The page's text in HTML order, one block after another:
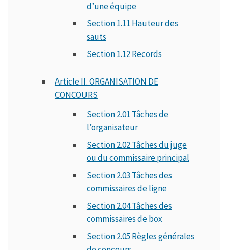
d’une équipe
Section 1.11 Hauteur des
sauts
Section 1.12 Records
Article II. ORGANISATION DE
CONCOURS
Section 2.01 Tâches de
l’organisateur
Section 2.02 Tâches du juge
ou du commissaire principal
Section 2.03 Tâches des
commissaires de ligne
Section 2.04 Tâches des
commissaires de box
Section 2.05 Règles générales